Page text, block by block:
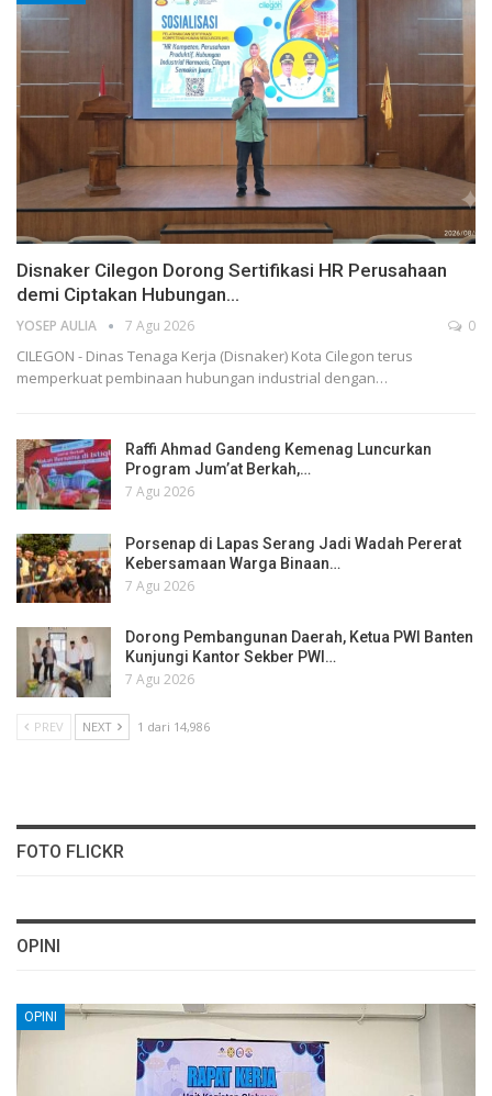
Disnaker Cilegon Dorong Sertifikasi HR Perusahaan
demi Ciptakan Hubungan…
YOSEP AULIA 7 Agu 2026 0
CILEGON - Dinas Tenaga Kerja (Disnaker) Kota Cilegon terus
memperkuat pembinaan hubungan industrial dengan…
Raffi Ahmad Gandeng Kemenag Luncurkan
Program Jum’at Berkah,…
7 Agu 2026
Porsenap di Lapas Serang Jadi Wadah Pererat
Kebersamaan Warga Binaan…
7 Agu 2026
Dorong Pembangunan Daerah, Ketua PWI Banten
Kunjungi Kantor Sekber PWI…
7 Agu 2026
PREV NEXT 1 dari 14,986
FOTO FLICKR
OPINI
OPINI